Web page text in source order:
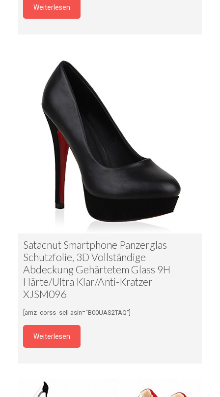
Weiterlesen
Satacnut Smartphone Panzerglas
Schutzfolie, 3D Vollständige
Abdeckung Gehärtetem Glass 9H
Härte/Ultra Klar/Anti-Kratzer
XJSM096
[amz_corss_sell asin=“B00UAS2TAQ“]
Weiterlesen